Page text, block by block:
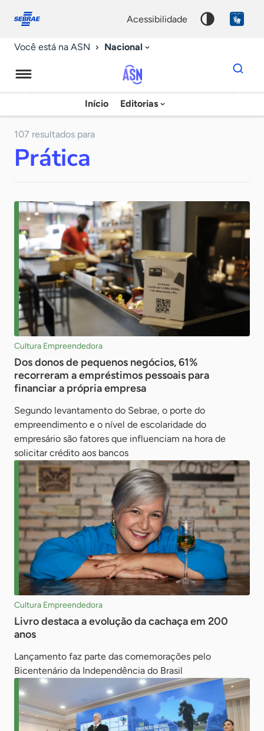
conosco
acessibilidade
Você está na ASN Nacional
Agência
Sebrae
Início Editorias
Dados
para
chave
107 resultados para
Prática
Cultura Empreendedora
Dos donos de pequenos negócios, 61%
recorreram a empréstimos pessoais para
financiar a própria empresa
Segundo levantamento do Sebrae, o porte do
empreendimento e o nível de escolaridade do
empresário são fatores que influenciam na hora de
solicitar crédito aos bancos
Cultura Empreendedora
Livro destaca a evolução da cachaça em 200
anos
Lançamento faz parte das comemorações pelo
Bicentenário da Independência do Brasil